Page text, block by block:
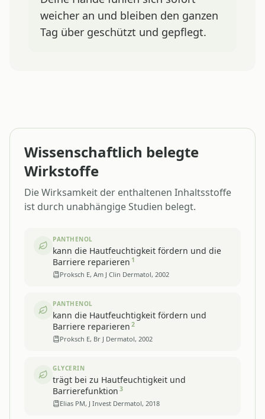
weicher an und bleiben den ganzen
Tag über geschützt und gepflegt.
Wissenschaftlich belegte
Wirkstoffe
Die Wirksamkeit der enthaltenen Inhaltsstoffe
ist durch unabhängige Studien belegt.
PANTHENOL
kann die Hautfeuchtigkeit fördern und die
Barriere reparieren 1
Proksch E, Am J Clin Dermatol, 2002
PANTHENOL
kann die Hautfeuchtigkeit fördern und
Barriere reparieren 2
Proksch E, Br J Dermatol, 2002
GLYCERIN
trägt bei zu Hautfeuchtigkeit und
Barrierefunktion 3
Elias PM, J Invest Dermatol, 2018